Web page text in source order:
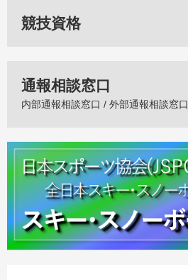
競技資格
通報相談窓口
内部通報相談窓口 / 外部通報相談窓口